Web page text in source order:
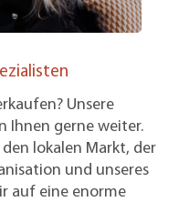
Unsere
Ihnen gerne weiter.
lokalen Markt, der
und unseres
auf eine enorme